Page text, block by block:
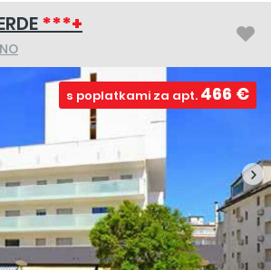
***+
s poplatkami za apt. 466 €